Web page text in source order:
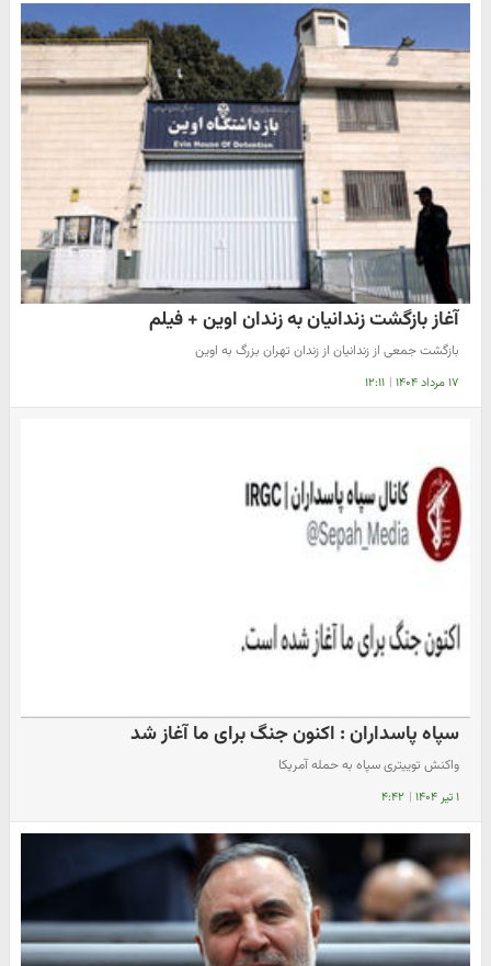
آغاز بازگشت زندانیان به زندان اوین + فیلم
بازگشت جمعی از زندانیان از زندان تهران بزرگ به اوین
۱۷ مرداد ۱۴۰۴ | ۱۲:۱۱
سپاه پاسداران : اکنون جنگ برای ما آغاز شد
واکنش توییتری سپاه به حمله آمریکا
۱ تیر ۱۴۰۴ | ۴:۴۲